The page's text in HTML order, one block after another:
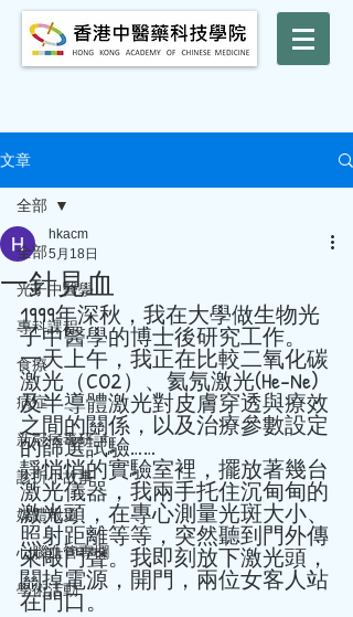
文章
全部
光子中醫學
專科課程
食療
病症
新冠病毒研討
診所小故事
媒體報道
心腦血管專欄
學術活動
全部
一針見血
hkacm
5月18日
1999年深秋，我在大學做生物光
子中醫學的博士後研究工作。
一天上午，我正在比較二氧化碳
激光（CO2）、氦氖激光(He-Ne)
及半導體激光對皮膚穿透與療效
之間的關係，以及治療參數設定
的篩選試驗……
靜悄悄的實驗室裡，擺放著幾台
激光儀器，我兩手托住沉甸甸的
激光頭，在專心測量光斑大小、
照射距離等等，突然聽到門外傳
來敲門聲。我即刻放下激光頭，
關掉電源，開門，兩位女客人站
在門口。